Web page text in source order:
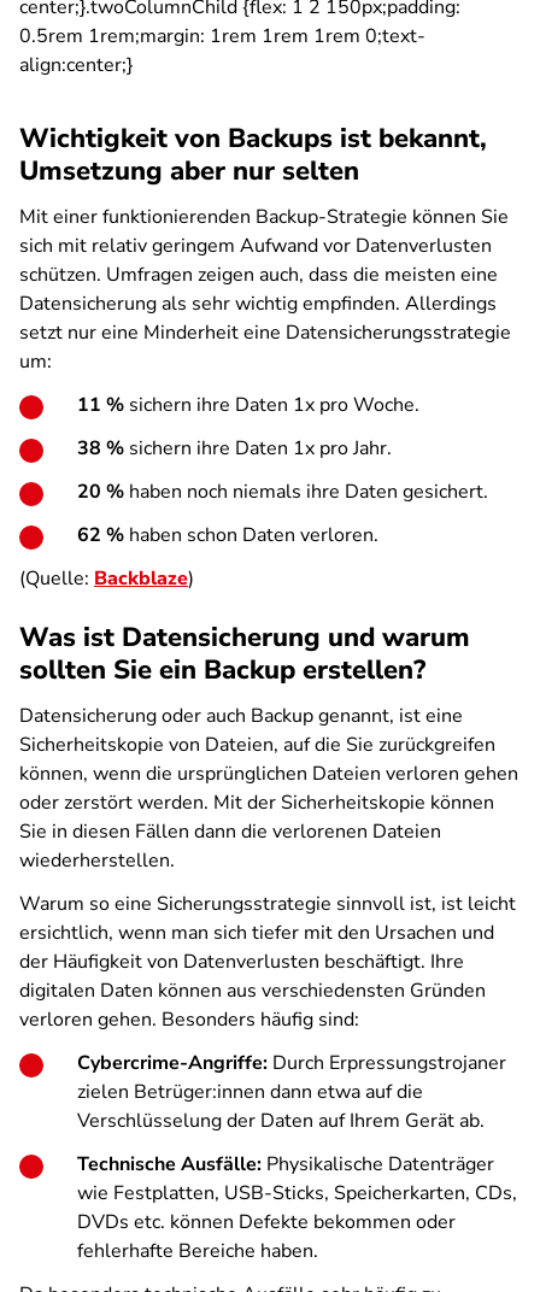
center;}.twoColumnChild {flex: 1 2 150px;padding:
0.5rem 1rem;margin: 1rem 1rem 1rem 0;text-
align:center;}
Wichtigkeit von Backups ist bekannt,
Umsetzung aber nur selten
Mit einer funktionierenden Backup-Strategie können Sie
sich mit relativ geringem Aufwand vor Datenverlusten
schützen. Umfragen zeigen auch, dass die meisten eine
Datensicherung als sehr wichtig empfinden. Allerdings
setzt nur eine Minderheit eine Datensicherungsstrategie
um:
11 % sichern ihre Daten 1x pro Woche.
38 % sichern ihre Daten 1x pro Jahr.
20 % haben noch niemals ihre Daten gesichert.
62 % haben schon Daten verloren.
(Quelle: Backblaze)
Was ist Datensicherung und warum
sollten Sie ein Backup erstellen?
Datensicherung oder auch Backup genannt, ist eine
Sicherheitskopie von Dateien, auf die Sie zurückgreifen
können, wenn die ursprünglichen Dateien verloren gehen
oder zerstört werden. Mit der Sicherheitskopie können
Sie in diesen Fällen dann die verlorenen Dateien
wiederherstellen.
Warum so eine Sicherungsstrategie sinnvoll ist, ist leicht
ersichtlich, wenn man sich tiefer mit den Ursachen und
der Häufigkeit von Datenverlusten beschäftigt. Ihre
digitalen Daten können aus verschiedensten Gründen
verloren gehen. Besonders häufig sind:
Cybercrime-Angriffe: Durch Erpressungstrojaner
zielen Betrüger:innen dann etwa auf die
Verschlüsselung der Daten auf Ihrem Gerät ab.
Technische Ausfälle: Physikalische Datenträger
wie Festplatten, USB-Sticks, Speicherkarten, CDs,
DVDs etc. können Defekte bekommen oder
fehlerhafte Bereiche haben.